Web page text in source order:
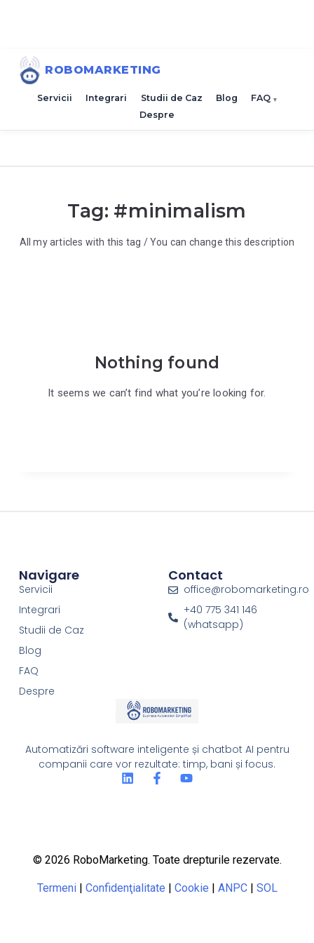
ROBOMARKETING
Servicii Integrari Studii de Caz Blog
FAQ
Despre
Tag: #minimalism
All my articles with this tag / You can change this description
Nothing found
It seems we can’t find what you’re looking for.
Automatizări software inteligente și chatbot AI pentru
companii care vor rezultate: timp, bani și focus.
Navigare
Servicii
Integrari
Studii de Caz
Blog
FAQ
Despre
Contact
office@robomarketing.ro
+40 775 341 146
(whatsapp)
© 2026 RoboMarketing. Toate drepturile rezervate.
Termeni| Confidenţialitate | Cookie | ANPC| SOL